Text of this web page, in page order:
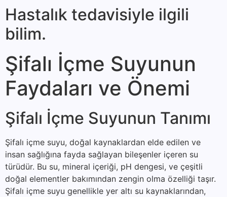
Hastalık teda­visiyle ilgili
bilim.
Şifalı İçme Suyunun
Faydaları ve Önemi
Şifalı İçme Suyunun Tanımı
Şifalı içme suyu, doğal kaynaklardan elde edilen ve
insan sağlığına fayda sağlayan bileşenler içeren su
türüdür. Bu su, mineral içeriği, pH dengesi, ve çeşitli
doğal elementler bakımından zengin olma özelliği taşır.
Şifalı içme suyu genellikle yer altı su kaynaklarından,